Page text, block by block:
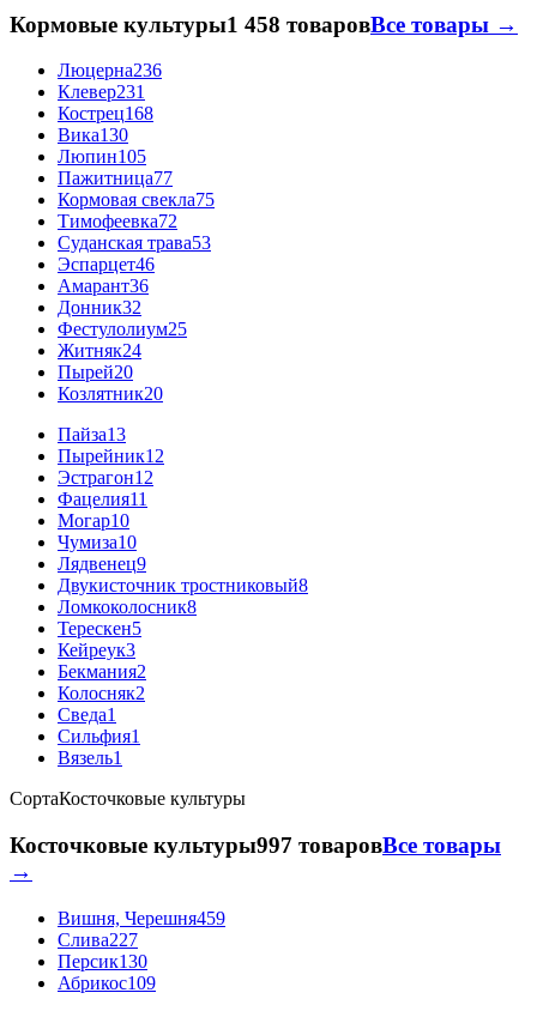
Кормовые культуры1 458 товаровВсе товары →
Люцерна236
Клевер231
Кострец168
Вика130
Люпин105
Пажитница77
Кормовая свекла75
Тимофеевка72
Суданская трава53
Эспарцет46
Амарант36
Донник32
Фестулолиум25
Житняк24
Пырей20
Козлятник20
Пайза13
Пырейник12
Эстрагон12
Фацелия11
Могар10
Чумиза10
Лядвенец9
Двукисточник тростниковый8
Ломкоколосник8
Терескен5
Кейреук3
Бекмания2
Колосняк2
Сведа1
Сильфия1
Вязель1
СортаКосточковые культуры
Косточковые культуры997 товаровВсе товары
→
Вишня, Черешня459
Слива227
Персик130
Абрикос109